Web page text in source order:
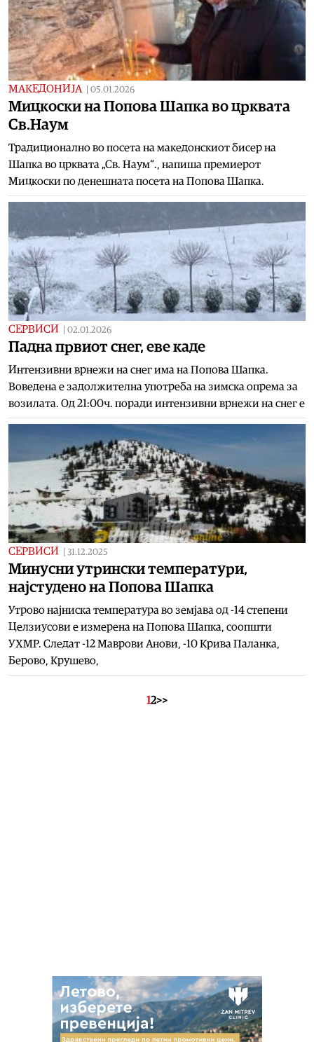
МАКЕДОНИЈА 05.01.2026
Мицкоски на Попова Шапка во црквата
Св.Наум
Традиционално во посета на македонскиот бисер на
Шапка во црквата „Св. Наум“., напиша премиерот
Мицкоски по денешната посета на Попова Шапка.
СЕРВИСИ 02.01.2026
Падна првиот снег, еве каде
Интензивни врнежи на снег има на Попова Шапка.
Воведена е задолжителна употреба на зимска опрема за
возилата. Од 21:00ч. поради интензивни врнежи на снег е
СЕРВИСИ 31.12.2025
Минусни утрински температури,
најстудено на Попова Шапка
Утрово најниска температура во земјава од -14 степени
Целзиусови е измерена на Попова Шапка, соопшти
УХМР. Следат -12 Mаврови Анови, -10 Крива Паланка,
Берово, Kрушево,
12>>